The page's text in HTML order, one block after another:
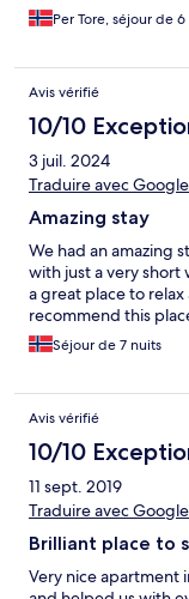
Per Tore, séjour de
Avis vérifié
10/10
3 juil. 2024
Traduire avec Google
Amazing stay
We had an amazing
with just a very short
a great place to
recommend this
Séjour de 7 nuits
Avis vérifié
10/10
11 sept. 2019
Traduire avec Google
Brilliant place to
Very nice apartment